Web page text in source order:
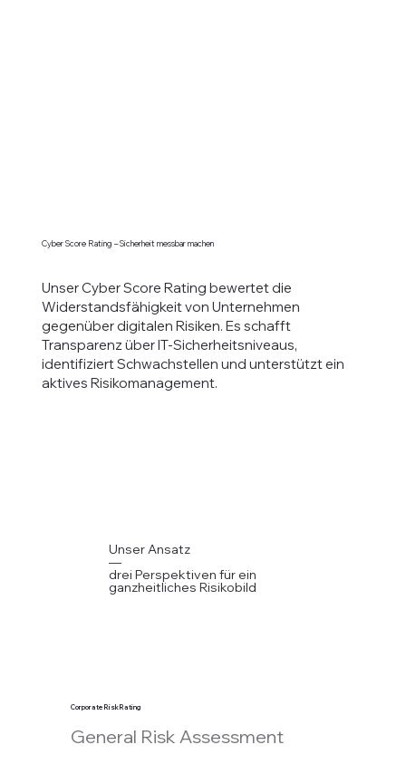
Cyber Score Rating – Sicherheit messbar machen
Unser Cyber Score Rating bewertet die
Widerstandsfähigkeit von Unternehmen
gegenüber digitalen Risiken. Es schafft
Transparenz über IT-Sicherheitsniveaus,
identifiziert Schwachstellen und unterstützt ein
aktives Risikomanagement.
Unser Ansatz
—
drei Perspektiven für ein
ganzheitliches Risikobild
Corporate Risk Rating
General Risk Assessment